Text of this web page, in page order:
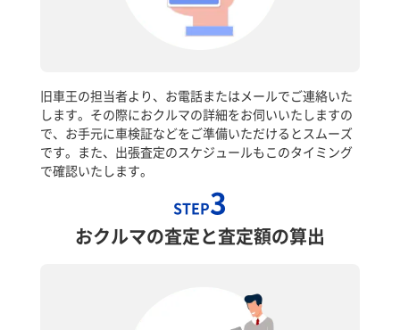
旧車王の担当者より、お電話またはメールでご連絡いた
します。その際におクルマの詳細をお伺いいたしますの
で、お手元に車検証などをご準備いただけるとスムーズ
です。また、出張査定のスケジュールもこのタイミング
で確認いたします。
STEP3
おクルマの査定と査定額の算出